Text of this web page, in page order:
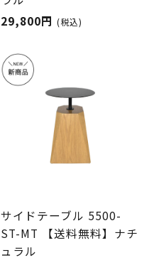
29,800円(税込)
サイドテーブル 5500-
ST-MT 【送料無料】ナチ
ュラル